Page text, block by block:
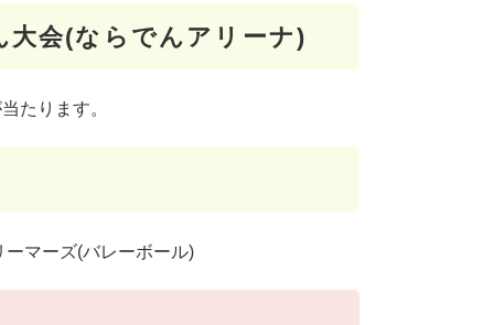
会(ならでんアリーナ)
たります。
マーズ(バレーボール)